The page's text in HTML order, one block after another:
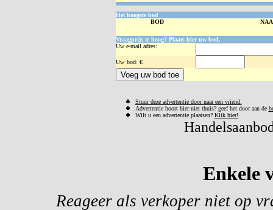
Het hoogste bod
BOD
Vraagprijs te hoog? Plaats hier uw bod.
Uw e-mail adres:
Uw bod: €
Stuur deze advertentie door naar een vriend.
Advertentie hoort hier niet thuis? geef het door aan de
Wilt u een advertentie plaatsen? Klik hier!
Enkele
Reageer als verkoper niet op